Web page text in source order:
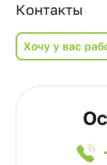
Контакты
Хочу у вас